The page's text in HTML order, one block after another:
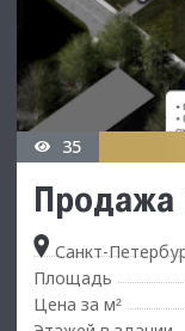
35
Санкт-
Площадь
Цена за м²